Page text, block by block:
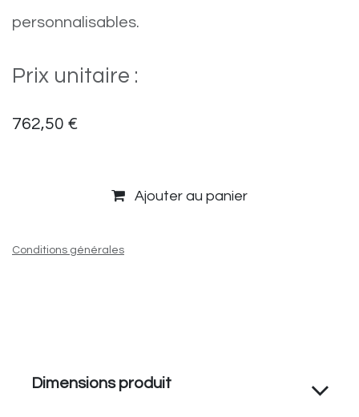
personnalisables.
Prix unitaire :
762,50 €
Ajouter au panier
Conditions générales
Dimensions produit